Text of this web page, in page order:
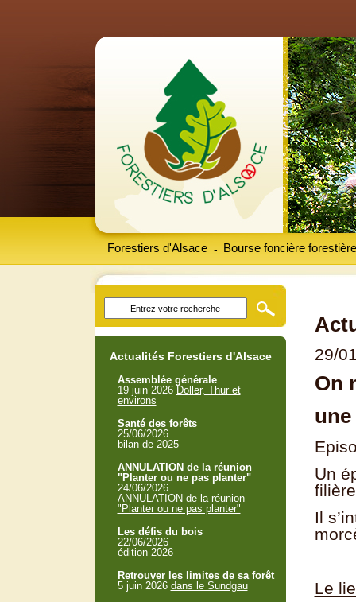
Forestiers d'Alsace Bourse foncière forestière
-
29/
On
Un
Il
Le
Actualités Forestiers d'Alsace
Assemblée générale
19 juin 2026 Doller, Thur et
environs
Santé des forêts
25/06/2026
bilan de 2025
ANNULATION de la réunion
"Planter ou ne pas planter"
24/06/2026
ANNULATION de la réunion
"Planter ou ne pas planter"
Les défis du bois
22/06/2026
édition 2026
Retrouver les limites de sa forêt
5 juin 2026 dans le Sundgau